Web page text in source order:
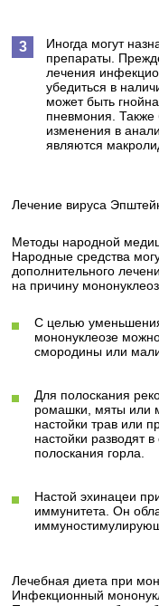
Иногда могут
препараты.
лечения
убедиться в
может быть
пневмония. Также
изменения в
являются
Лечение вируса
Методы народной
Народные средства
дополнительного
на причину
С целью
мононуклеозе
смородины или
Для полоскания
ромашки, мяты или
настойки трав или
настойки разводят
полоскания горла.
Настой эхинацеи
иммунитета. Он
Лечебная диета при
Инфекционный